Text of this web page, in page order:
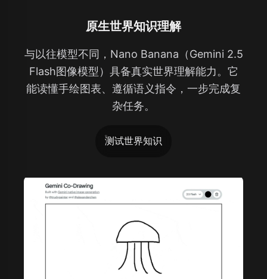
原生世界知识理解
与以往模型不同，Nano Banana（Gemini 2.5
Flash图像模型）具备真实世界理解能力。它
能读懂手绘图表、遵循语义指令，一步完成复
杂任务。
测试世界知识